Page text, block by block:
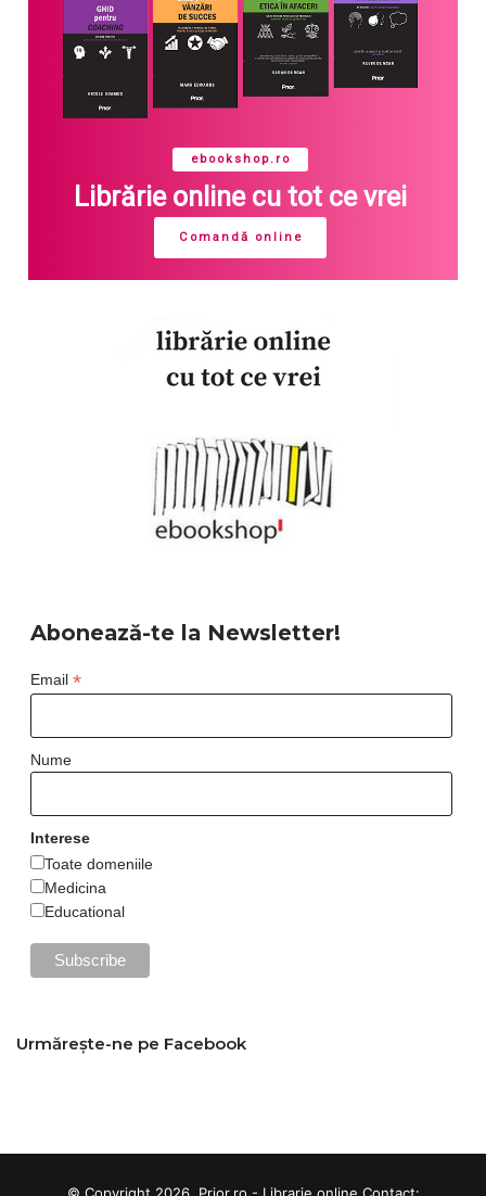
ebookshop.ro
Librărie online cu tot ce vrei
Comandă online
Abonează-te la Newsletter!
Email *
Nume
Interese
Toate domeniile
Medicina
Educational
Urmărește-ne pe Facebook
© Copyright 2026, Prior.ro - Librarie online Contact: